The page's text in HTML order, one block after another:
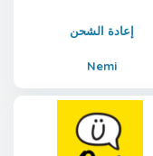
إعادة الشحن
Nemi